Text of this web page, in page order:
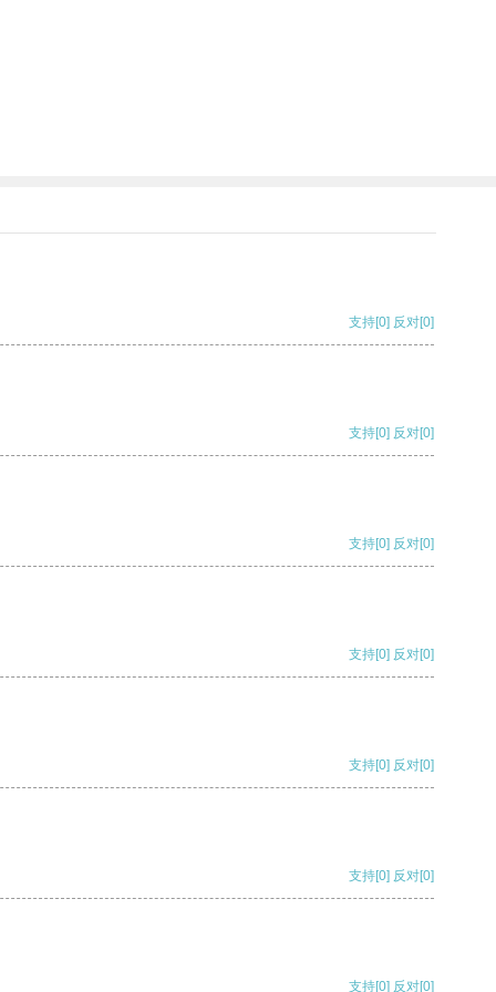
支持[0] 反对[0]
支持[0] 反对[0]
支持[0] 反对[0]
支持[0] 反对[0]
支持[0] 反对[0]
支持[0] 反对[0]
支持[0] 反对[0]